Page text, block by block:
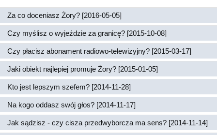
Za co doceniasz Żory? [2016-05-05]
Czy myślisz o wyjeździe za granicę? [2015-10-08]
Czy płacisz abonament radiowo-telewizyjny? [2015-03-17]
Jaki obiekt najlepiej promuje Żory? [2015-01-05]
Kto jest lepszym szefem? [2014-11-28]
Na kogo oddasz swój głos? [2014-11-17]
Jak sądzisz - czy cisza przedwyborcza ma sens? [2014-11-14]